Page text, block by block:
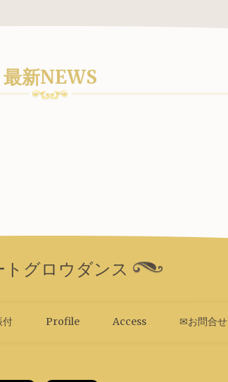
最新NEWS
トグロウダンス
付 Profile Access ✉お問合せ